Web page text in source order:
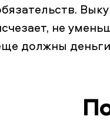
не
должны